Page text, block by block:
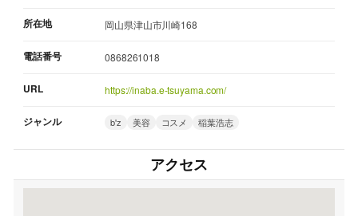
所在地 岡山県津山市川崎168
電話番号 0868261018
URL https://inaba.e-tsuyama.com/
ジャンル b'z 美容 コスメ 稲葉浩志
アクセス